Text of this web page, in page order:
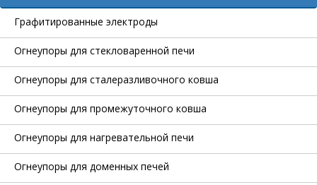
Графитированные электроды
Огнеупоры для стекловаренной печи
Огнеупоры для сталеразливочного ковша
Огнеупоры для промежуточного ковша
Огнеупоры для нагревательной печи
Огнеупоры для доменных печей